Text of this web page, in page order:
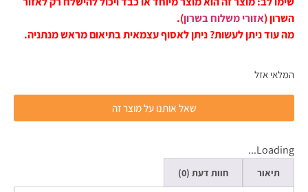
השרון (אזורי משלוח בשרון).
מה עוד ניתן לעשות? ניתן לאסוף עצמאית בתיאום מראש מנתניה.
המלאי אזל
שאל אותנו על מוצר זה
Loading...
תיאור חוות דעת (0)